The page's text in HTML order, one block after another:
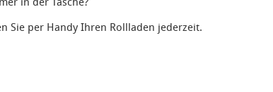
Sie per Handy Ihren Rollladen jederzeit.